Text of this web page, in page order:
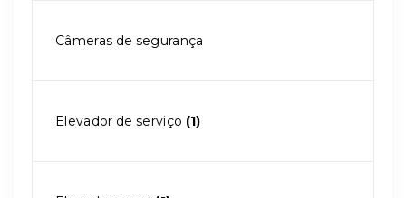
Câmeras de segurança
Elevador de serviço (1)